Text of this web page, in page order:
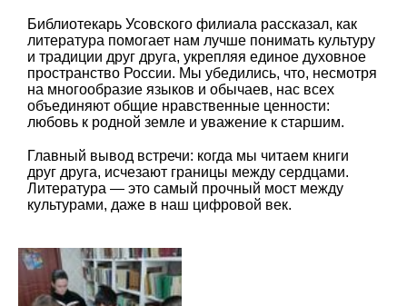
Библиотекарь Усовского филиала рассказал, как
литература помогает нам лучше понимать культуру
и традиции друг друга, укрепляя единое духовное
пространство России. Мы убедились, что, несмотря
на многообразие языков и обычаев, нас всех
объединяют общие нравственные ценности:
любовь к родной земле и уважение к старшим.
Главный вывод встречи: когда мы читаем книги
друг друга, исчезают границы между сердцами.
Литература — это самый прочный мост между
культурами, даже в наш цифровой век.